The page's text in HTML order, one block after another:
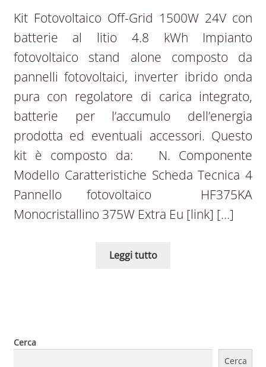
Kit Fotovoltaico Off-Grid 1500W 24V con
batterie al litio 4.8 kWh Impianto
fotovoltaico stand alone composto da
pannelli fotovoltaici, inverter ibrido onda
pura con regolatore di carica integrato,
batterie per l’accumulo dell’energia
prodotta ed eventuali accessori. Questo
kit è composto da: N. Componente
Modello Caratteristiche Scheda Tecnica 4
Pannello fotovoltaico HF375KA
Monocristallino 375W Extra Eu [link] […]
Leggi tutto
Cerca
Cerca